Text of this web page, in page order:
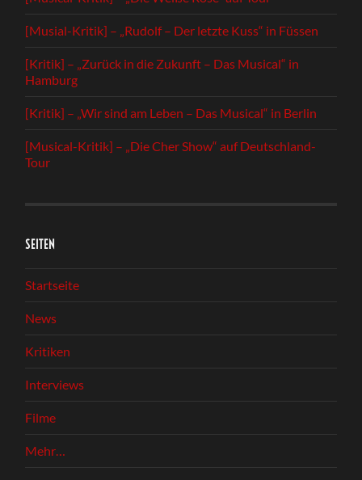
[Musial-Kritik] – „Rudolf – Der letzte Kuss“ in Füssen
[Kritik] – „Zurück in die Zukunft – Das Musical“ in
Hamburg
[Kritik] – „Wir sind am Leben – Das Musical“ in Berlin
[Musical-Kritik] – „Die Cher Show“ auf Deutschland-
Tour
SEITEN
Startseite
News
Kritiken
Interviews
Filme
Mehr…